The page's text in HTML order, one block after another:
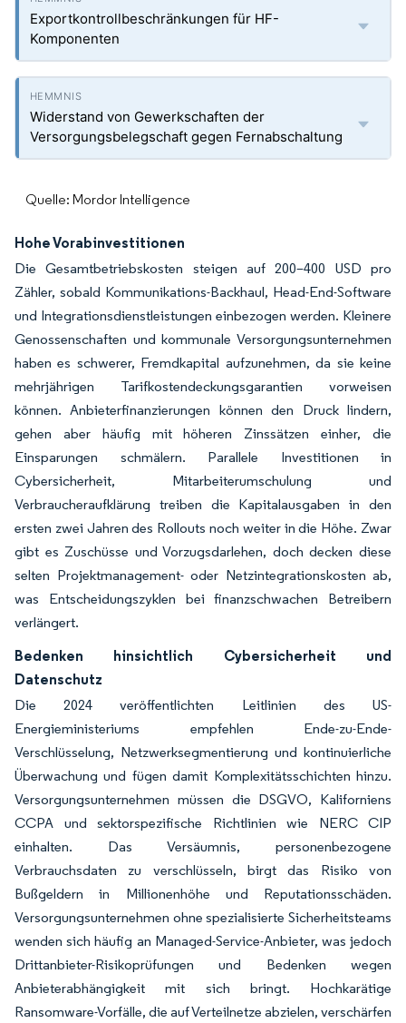
Exportkontrollbeschränkungen für HF-
Komponenten
Widerstand von Gewerkschaften der
Versorgungsbelegschaft gegen Fernabschaltung
Quelle: Mordor Intelligence
Hohe Vorabinvestitionen
Die Gesamtbetriebskosten steigen auf 200–400 USD pro
Zähler, sobald Kommunikations-Backhaul, Head-End-Software
und Integrationsdienstleistungen einbezogen werden. Kleinere
Genossenschaften und kommunale Versorgungsunternehmen
haben es schwerer, Fremdkapital aufzunehmen, da sie keine
mehrjährigen Tarifkostendeckungsgarantien vorweisen
können. Anbieterfinanzierungen können den Druck lindern,
gehen aber häufig mit höheren Zinssätzen einher, die
Einsparungen schmälern. Parallele Investitionen in
Cybersicherheit, Mitarbeiterumschulung und
Verbraucheraufklärung treiben die Kapitalausgaben in den
ersten zwei Jahren des Rollouts noch weiter in die Höhe. Zwar
gibt es Zuschüsse und Vorzugsdarlehen, doch decken diese
selten Projektmanagement- oder Netzintegrationskosten ab,
was Entscheidungszyklen bei finanzschwachen Betreibern
verlängert.
Bedenken hinsichtlich Cybersicherheit und
Datenschutz
Die 2024 veröffentlichten Leitlinien des US-
Energieministeriums empfehlen Ende-zu-Ende-
Verschlüsselung, Netzwerksegmentierung und kontinuierliche
Überwachung und fügen damit Komplexitätsschichten hinzu.
Versorgungsunternehmen müssen die DSGVO, Kaliforniens
CCPA und sektorspezifische Richtlinien wie NERC CIP
einhalten. Das Versäumnis, personenbezogene
Verbrauchsdaten zu verschlüsseln, birgt das Risiko von
Bußgeldern in Millionenhöhe und Reputationsschäden.
Versorgungsunternehmen ohne spezialisierte Sicherheitsteams
wenden sich häufig an Managed-Service-Anbieter, was jedoch
Drittanbieter-Risikoprüfungen und Bedenken wegen
Anbieterabhängigkeit mit sich bringt. Hochkarätige
Ransomware-Vorfälle, die auf Verteilnetze abzielen, verschärfen